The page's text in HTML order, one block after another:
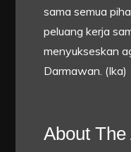
sama semua
peluang kerja
menyukseskan
Darmawan. (Ika)
About The